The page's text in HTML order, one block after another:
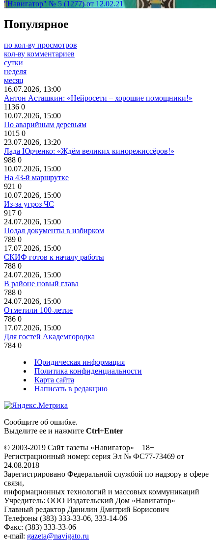
"Навигатор" № 5 (1277) от 12.02.21
Популярное
по кол-ву просмотров
кол-ву комментариев
сутки
неделя
месяц
16.07.2026, 13:00
Антон Асташкин: «Нейросети – хорошие помощники!»
1136 0
10.07.2026, 15:00
По аварийным деревьям
1015 0
23.07.2026, 13:20
Лада Юрченко: «Ждём великих кинорежиссёров!»
988 0
10.07.2026, 15:00
На 43-й маршрутке
921 0
10.07.2026, 15:00
Из-за угроз ЧС
917 0
24.07.2026, 15:00
Подал документы в избирком
789 0
17.07.2026, 15:00
СКИФ готов к началу работы
788 0
24.07.2026, 15:00
В районе новый глава
788 0
24.07.2026, 15:00
Отметили 100-летие
786 0
17.07.2026, 15:00
Для гостей Академгородка
784 0
Юридическая информация
Политика конфиденциальности
Карта сайта
Написать в редакцию
Сообщите об ошибке.
Выделите ее и нажмите Ctrl+Enter
© 2003-2019 Сайт газеты «Навигатор» 18+
Регистрационный номер: серия Эл № ФС77-73469 от
24.08.2018
Зарегистрировано Федеральной службой по надзору в сфере
связи,
информационных технологий и массовых коммуникаций
Учредитель: ООО Издательский Дом «Навигатор»
Главный редактор Данилин Дмитрий Борисович
Телефоны (383) 333-33-06, 333-14-06
Факс: (383) 333-33-06
e-mail: gazeta@navigato.ru